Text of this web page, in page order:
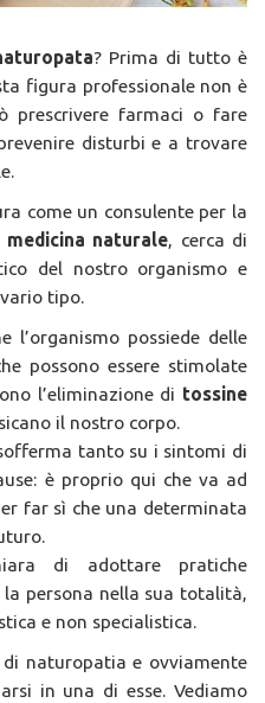
? Prima di tutto è
figura professionale non è
prescrivere farmaci o fare
disturbi e a trovare
come un consulente per la
medicina naturale, cerca di
del nostro organismo e
tipo.
l’organismo possiede delle
possono essere stimolate
l’eliminazione di tossine
il nostro corpo.
tanto su i sintomi di
è proprio qui che va ad
far sì che una determinata
di adottare pratiche
persona nella sua totalità,
e non specialistica.
naturopatia e ovviamente
in una di esse. Vediamo